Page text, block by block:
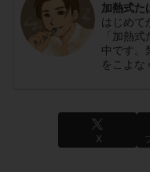
加熱式た
はじめて
「加熱
中です。
をこよな
X